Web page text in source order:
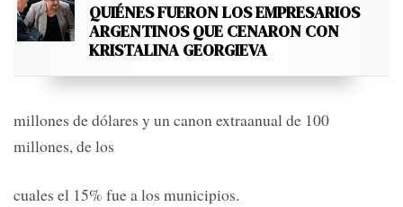
QUIÉNES FUERON LOS EMPRESARIOS
ARGENTINOS QUE CENARON CON
KRISTALINA GEORGIEVA
millones de dólares y un canon extraanual de 100
millones, de los
cuales el 15% fue a los municipios.